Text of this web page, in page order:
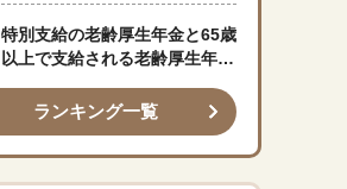
特別支給の老齢厚生年金と65歳
以上で支給される老齢厚生年金
ランキング一覧